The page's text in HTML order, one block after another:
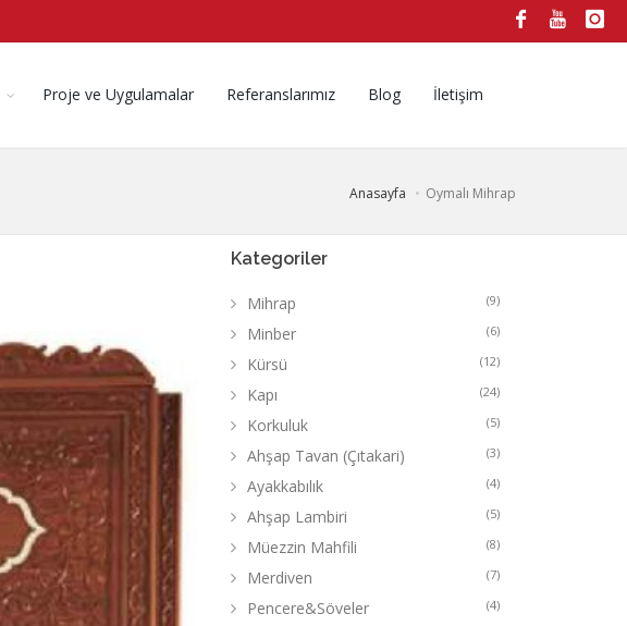
Proje ve Uygulamalar Referanslarımız Blog İletişim
Anasayfa Oymalı Mihrap
Kategoriler
(9)
Mihrap
(6)
Minber
(12)
Kürsü
(24)
Kapı
(5)
Korkuluk
(3)
Ahşap Tavan (Çıtakari)
(4)
Ayakkabılık
(5)
Ahşap Lambiri
(8)
Müezzin Mahfili
(7)
Merdiven
(4)
Pencere&Söveler